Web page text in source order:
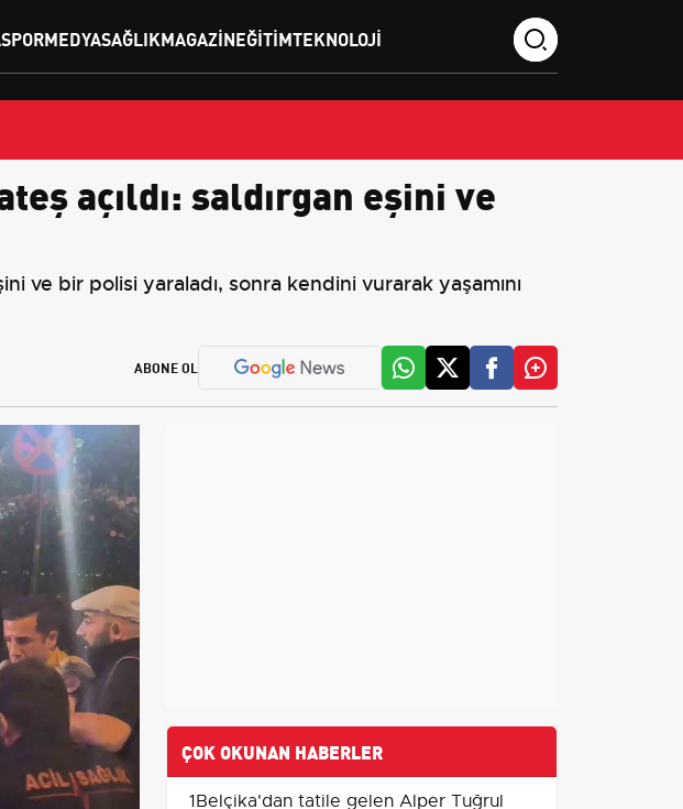
SPORMEDYASAĞLIKMAGAZINEĞITIMTEKNOLOJI
açıldı: saldırgan eşini ve
ve bir polisi yaraladı, sonra kendini vurarak yaşamını
ABONE OL
ÇOK OKUNAN HABERLER
1Belçika'dan tatile gelen Alper Tuğrul